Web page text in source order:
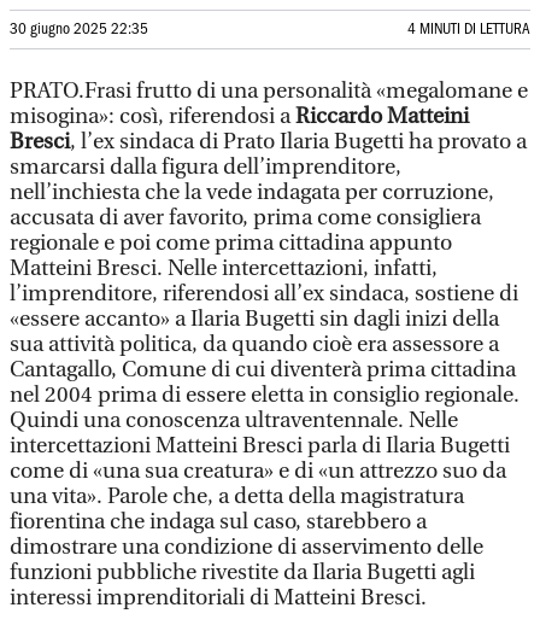
30 giugno 2025 22:35 4 MINUTI DI LETTURA
PRATO.Frasi frutto di una personalità «megalomane e
misogina»: così, riferendosi aRiccardo Matteini
Bresci, l’ex sindaca di Prato Ilaria Bugetti ha provato a
smarcarsi dalla figura dell’imprenditore,
nell’inchiesta che la vede indagata per corruzione,
accusata di aver favorito, prima come consigliera
regionale e poi come prima cittadina appunto
Matteini Bresci. Nelle intercettazioni, infatti,
l’imprenditore, riferendosi all’ex sindaca, sostiene di
«essere accanto» a Ilaria Bugetti sin dagli inizi della
sua attività politica, da quando cioè era assessore a
Cantagallo, Comune di cui diventerà prima cittadina
nel 2004 prima di essere eletta in consiglio regionale.
Quindi una conoscenza ultraventennale. Nelle
intercettazioni Matteini Bresci parla di Ilaria Bugetti
come di «una sua creatura» e di «un attrezzo suo da
una vita». Parole che, a detta della magistratura
fiorentina che indaga sul caso, starebbero a
dimostrare una condizione di asservimento delle
funzioni pubbliche rivestite da Ilaria Bugetti agli
interessi imprenditoriali di Matteini Bresci.